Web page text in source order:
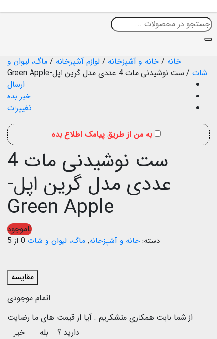
خانه / خانه و آشپزخانه / لوازم آشپزخانه / ماگ، لیوان و
شات / ست نوشیدنی مات 4 عددی مدل گرین اپل-Green Apple
ارسال
خبر بده
تغییرات
به من از طریق پیامک اطلاع بده
ست نوشیدنی مات 4
عددی مدل گرین اپل-
Green Apple
ناموجود
دسته: خانه و آشپزخانه, ماگ، لیوان و شات 0 از 5
مقایسه
اتمام موجودی
از شما بابت همکاری متشکریم . آیا از قیمت های ما رضایت
دارید ؟
بله
خیر